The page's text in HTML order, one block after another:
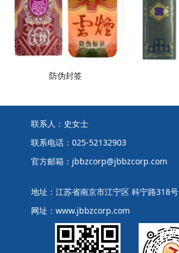
防伪封签
联系人：史女士
联系电话：025-52132903
官方邮箱：jbbzcorp@jbbzcorp.com
地址：江苏省南京市江宁区 科宁路318号
网址：www.jbbzcorp.com